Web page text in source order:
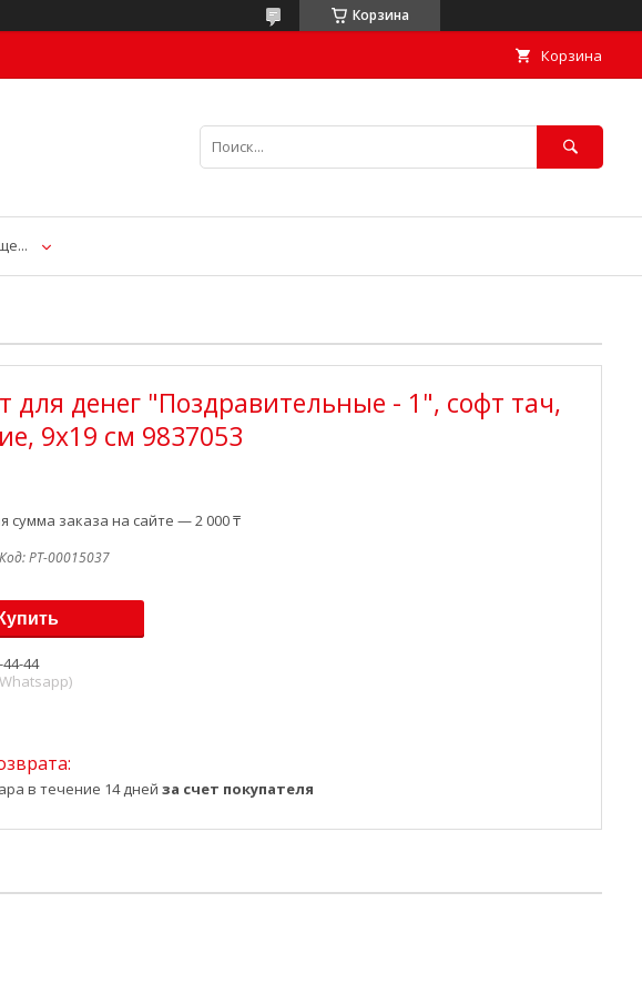
Корзина
Корзина
для денег "Поздравительные - 1", софт тач,
9х19 см 9837053
сумма заказа на сайте — 2 000 ₸
Код:PT-00015037
Купить
44-44
в течение 14 дней за счет покупателя